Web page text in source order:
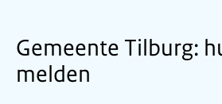
Gemeente Tilburg:
melden